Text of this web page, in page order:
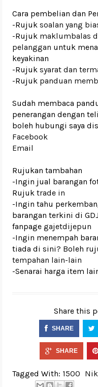
Cara pembelian dan
-Rujuk soalan yang
-Rujuk maklumbalas
pelanggan untuk
keyakinan
-Rujuk syarat dan
-Rujuk panduan
Sudah membaca
penerangan dengan
boleh hubungi saya
Facebook
Email
Rujukan tambahan
-Ingin jual barangan
Rujuk trade in
-Ingin tahu
barangan terkini di
fanpage gajetdijepun
-Ingin menempah
tiada di sini? Boleh
tempahan lain-lain
-Senarai harga item
Share this
SHARE
SHARE
Tagged With: 1500